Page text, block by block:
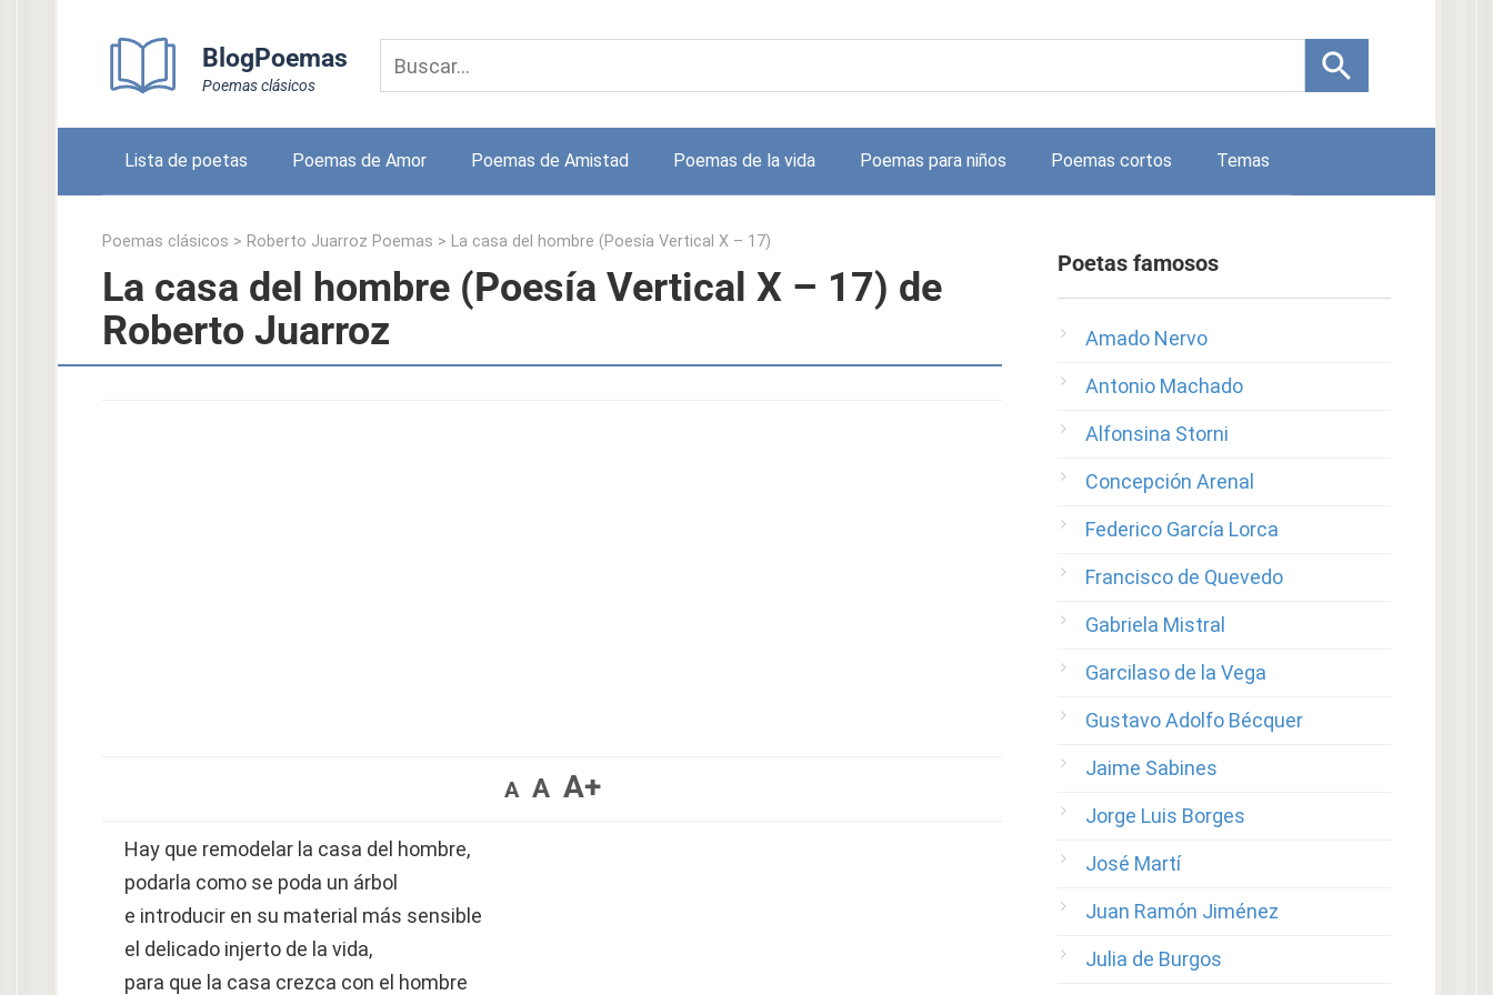
BlogPoemas
Poemas clásicos
Lista de poetas Poemas de Amor Poemas de Amistad Poemas de la vida Poemas para niños Poemas cortos Temas
Poemas clásicos > Roberto Juarroz Poemas > La casa del hombre (Poesía Vertical X – 17)
La casa del hombre (Poesía Vertical X – 17) de
Roberto Juarroz
A A A+
Hay que remodelar la casa del hombre,
podarla como se poda un árbol
e introducir en su material más sensible
el delicado injerto de la vida,
para que la casa crezca con el hombre
Poetas famosos
Amado Nervo
Antonio Machado
Alfonsina Storni
Concepción Arenal
Federico García Lorca
Francisco de Quevedo
Gabriela Mistral
Garcilaso de la Vega
Gustavo Adolfo Bécquer
Jaime Sabines
Jorge Luis Borges
José Martí
Juan Ramón Jiménez
Julia de Burgos